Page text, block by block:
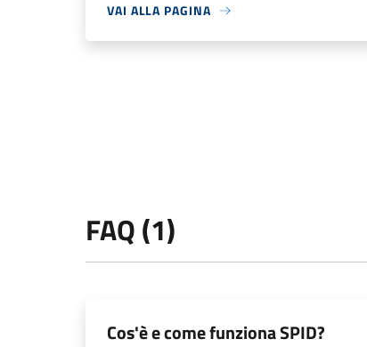
VAI ALLA PAGINA
FAQ (1)
Cos'è e come funziona SPID?